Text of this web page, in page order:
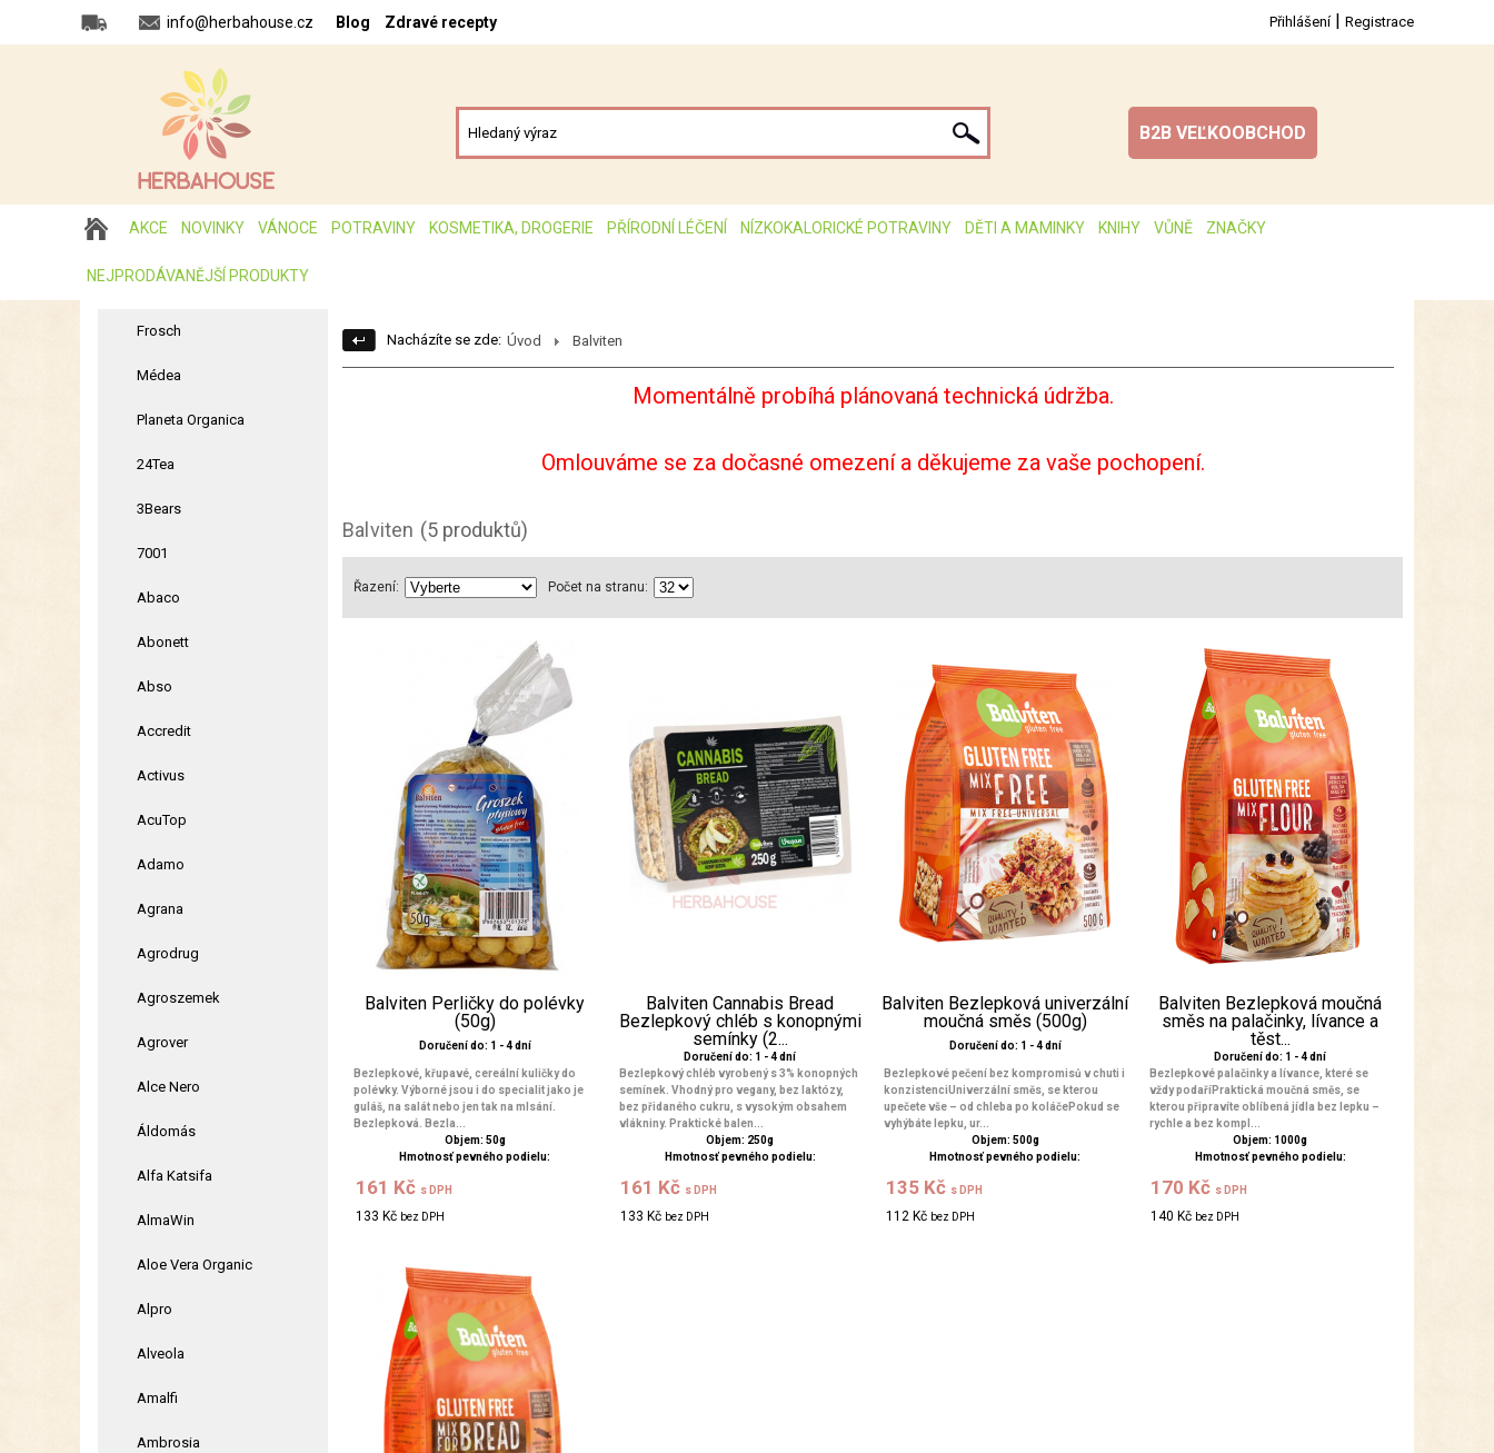
info@herbahouse.cz Blog Zdravé recepty Přihlášení| Registrace
B2B VEĽKOOBCHOD
AKCE NOVINKY VÁNOCE POTRAVINY KOSMETIKA, DROGERIE PŘÍRODNÍ LÉČENÍ NÍZKOKALORICKÉ POTRAVINY DĚTI A MAMINKY KNIHY VŮNĚ ZNAČKY
NEJPRODÁVANĚJŠÍ PRODUKTY
Frosch
Médea
Planeta Organica
24Tea
3Bears
7001
Abaco
Abonett
Abso
Accredit
Activus
AcuTop
Adamo
Agrana
Agrodrug
Agroszemek
Agrover
Alce Nero
Áldomás
Alfa Katsifa
AlmaWin
Aloe Vera Organic
Alpro
Alveola
Amalfi
Ambrosia
Nacházíte se zde: Úvod Balviten
Momentálně probíhá plánovaná technická údržba.
Omlouváme se za dočasné omezení a děkujeme za vaše pochopení.
Balviten (5 produktů)
Řazení: Počet na stranu:
Balviten Perličky do polévky
(50g)
Doručení do: 1 - 4 dní
Bezlepkové, křupavé, cereální kuličky do
polévky. Výborné jsou i do specialit jako je
guláš, na salát nebo jen tak na mlsání.
Bezlepková. Bezla...
Objem: 50g
Hmotnosť pevného podielu:
161 Kč s DPH
133 Kč bez DPH
Balviten Cannabis Bread
Bezlepkový chléb s konopnými
semínky (2...
Doručení do: 1 - 4 dní
Bezlepkový chléb vyrobený s 3% konopných
semínek. Vhodný pro vegany, bez laktózy,
bez přidaného cukru, s vysokým obsahem
vlákniny. Praktické balen...
Objem: 250g
Hmotnosť pevného podielu:
161 Kč s DPH
133 Kč bez DPH
Balviten Bezlepková univerzální
moučná směs (500g)
Doručení do: 1 - 4 dní
Bezlepkové pečení bez kompromisů v chuti i
konzistenciUniverzální směs, se kterou
upečete vše – od chleba po koláčePokud se
vyhýbáte lepku, ur...
Objem: 500g
Hmotnosť pevného podielu:
135 Kč s DPH
112 Kč bez DPH
Balviten Bezlepková moučná
směs na palačinky, lívance a
těst...
Doručení do: 1 - 4 dní
Bezlepkové palačinky a lívance, které se
vždy podaříPraktická moučná směs, se
kterou připravíte oblíbená jídla bez lepku –
rychle a bez kompl...
Objem: 1000g
Hmotnosť pevného podielu:
170 Kč s DPH
140 Kč bez DPH